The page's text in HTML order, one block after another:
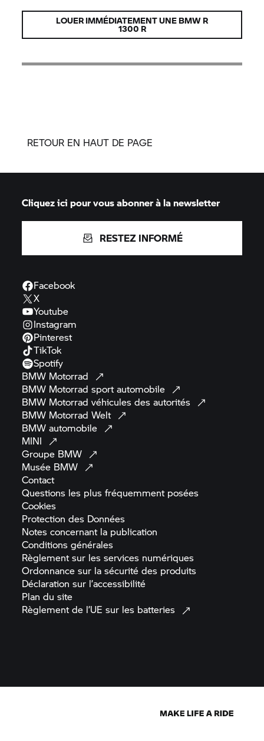
LOUER IMMÉDIATEMENT UNE BMW R
1300 R
RETOUR EN HAUT DE PAGE
Cliquez ici pour vous abonner à la newsletter
RESTEZ INFORMÉ
Facebook
X
Youtube
Instagram
Pinterest
TikTok
Spotify
BMW Motorrad
BMW Motorrad sportautomobile
BMW Motorrad véhicules desautorités
BMW Motorrad Welt
BMWautomobile
MINI
Groupe BMW
Musée BMW
Contact
Questions les plus fréquemment posées
Cookies
Protection des Données
Notes concernant la publication
Conditionsgénérales
Règlement sur les services numériques
Ordonnance sur la sécurité des produits
Déclaration sur l’accessibilité
Plan dusite
Règlement de l’UE sur les batteries